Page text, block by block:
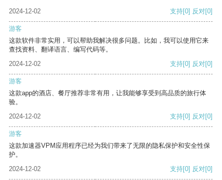
2024-12-02
支持[0] 反对[0]
游客
这款软件非常实用，可以帮助我解决很多问题。比如，我可以使用它来
查找资料、翻译语言、编写代码等。
2024-12-02
支持[0] 反对[0]
游客
这款app的酒店、餐厅推荐非常有用，让我能够享受到高品质的旅行体
验。
2024-12-02
支持[0] 反对[0]
游客
这款加速器VPM应用程序已经为我们带来了无限的隐私保护和安全性保
护。
2024-12-02
支持[0] 反对[0]